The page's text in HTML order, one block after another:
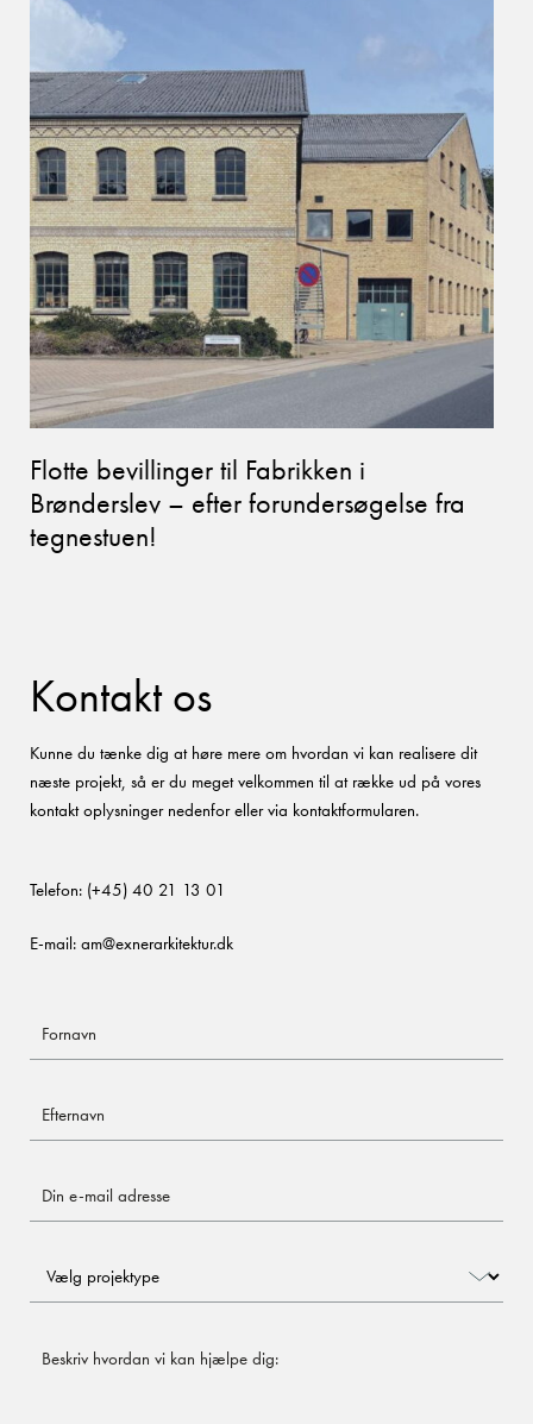
Flotte bevillinger til Fabrikken i
Brønderslev – efter forundersøgelse fra
tegnestuen!
Kontakt os
Kunne du tænke dig at høre mere om hvordan vi kan realisere dit
næste projekt, så er du meget velkommen til at række ud på vores
kontakt oplysninger nedenfor eller via kontaktformularen.
Telefon: (+45) 40 21 13 01
E-mail: am@exnerarkitektur.dk
besked